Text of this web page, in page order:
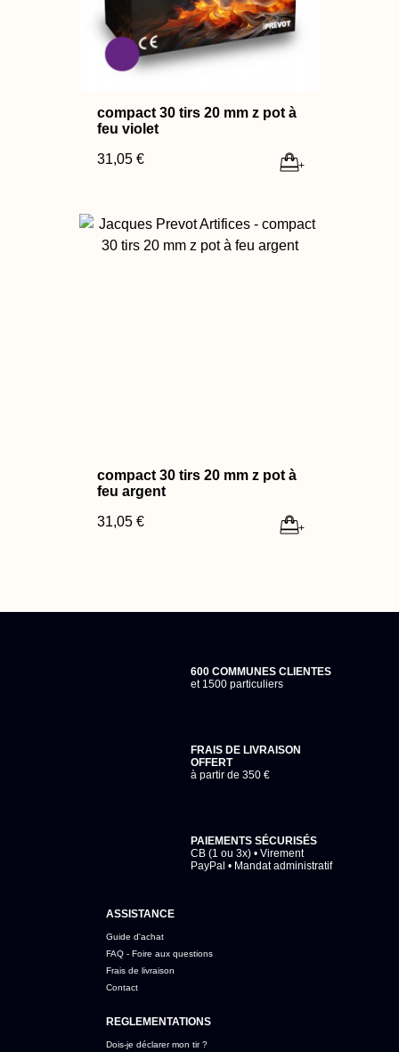
compact 30 tirs 20 mm z pot à
feu violet
31,05 €
+
compact 30 tirs 20 mm z pot à
feu argent
31,05 €
+
600 COMMUNES CLIENTES
et 1500 particuliers
FRAIS DE LIVRAISON
OFFERT
à partir de 350 €
PAIEMENTS SÉCURISÉS
CB (1 ou 3x) • Virement
PayPal • Mandat administratif
ASSISTANCE
Guide d'achat
FAQ - Foire aux questions
Frais de livraison
Contact
REGLEMENTATIONS
Dois-je déclarer mon tir ?